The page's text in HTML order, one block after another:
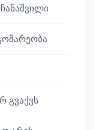
გვაქვს